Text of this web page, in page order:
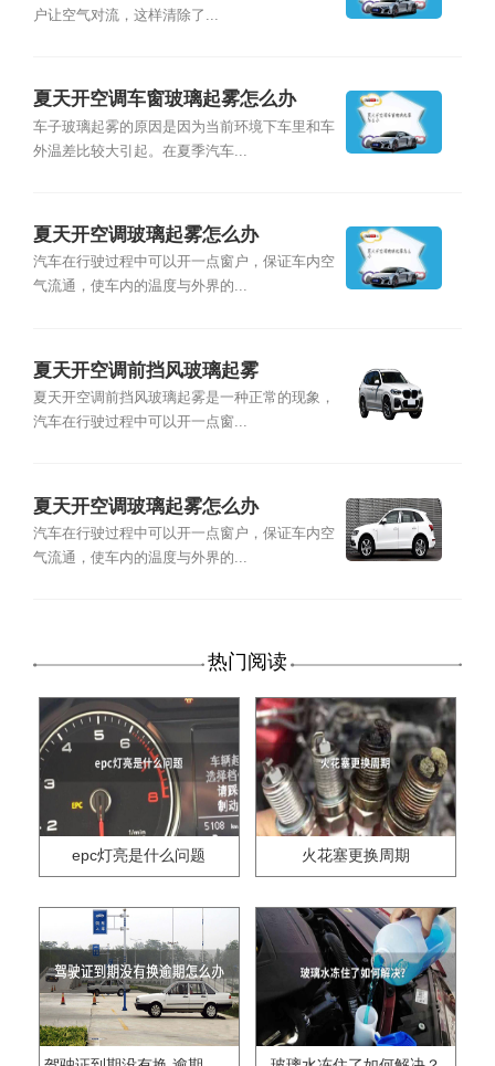
户让空气对流，这样清除了...
夏天开空调车窗玻璃起雾怎么办
车子玻璃起雾的原因是因为当前环境下车里和车
外温差比较大引起。在夏季汽车...
夏天开空调玻璃起雾怎么办
汽车在行驶过程中可以开一点窗户，保证车内空
气流通，使车内的温度与外界的...
夏天开空调前挡风玻璃起雾
夏天开空调前挡风玻璃起雾是一种正常的现象，
汽车在行驶过程中可以开一点窗...
夏天开空调玻璃起雾怎么办
汽车在行驶过程中可以开一点窗户，保证车内空
气流通，使车内的温度与外界的...
热门阅读
epc灯亮是什么问题 火花塞更换周期